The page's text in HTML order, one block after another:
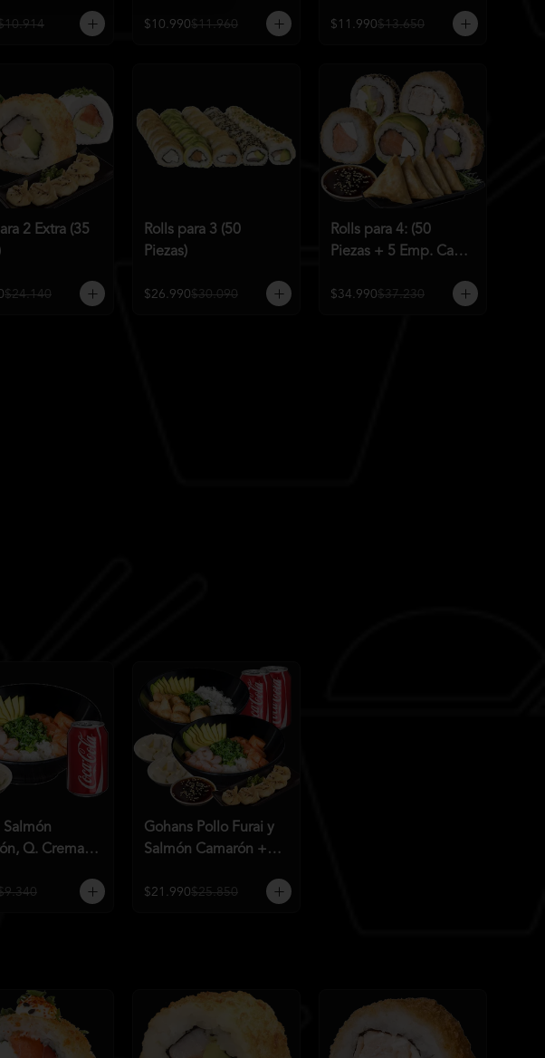
$10.990$11.960 $11.990$13.650
2 Extra (35
$24.140
Rolls para 3 (50
Piezas)
$26.990$30.090
Rolls para 4: (50
Piezas + 5 Emp. Cam
$34.990$37.230
Salmón
Q. Crema,
Gohans Pollo Furai y
Salmón Camarón +
$21.990$25.850